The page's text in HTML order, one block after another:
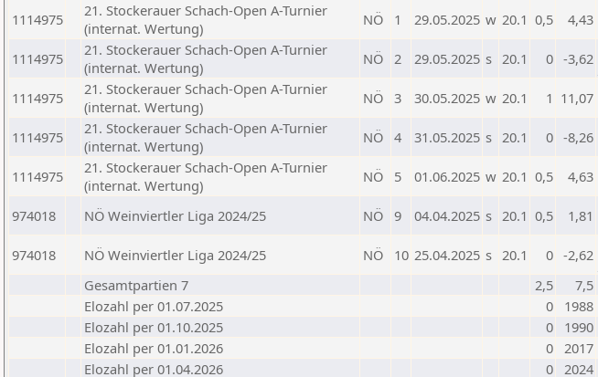
1114975
21. Stockerauer Schach-Open A-Turnier
(internat. Wertung)
NÖ 1 29.05.2025 w 20.1 0,5 4,43
1114975
21. Stockerauer Schach-Open A-Turnier
(internat. Wertung)
NÖ 2 29.05.2025 s 20.1 0 -3,62
1114975
21. Stockerauer Schach-Open A-Turnier
(internat. Wertung)
NÖ 3 30.05.2025 w 20.1 1 11,07
1114975
21. Stockerauer Schach-Open A-Turnier
(internat. Wertung)
NÖ 4 31.05.2025 s 20.1 0 -8,26
1114975
21. Stockerauer Schach-Open A-Turnier
(internat. Wertung)
NÖ 5 01.06.2025 w 20.1 0,5 4,63
974018 NÖ Weinviertler Liga 2024/25 NÖ 9 04.04.2025 s 20.1 0,5 1,81
974018 NÖ Weinviertler Liga 2024/25 NÖ 10 25.04.2025 s 20.1 0 -2,62
Gesamtpartien 7
2,5
7,5
Elozahl per 01.07.2025
0
1988
Elozahl per 01.10.2025
0
1990
Elozahl per 01.01.2026
0 2017
Elozahl per 01.04.2026
0 2024